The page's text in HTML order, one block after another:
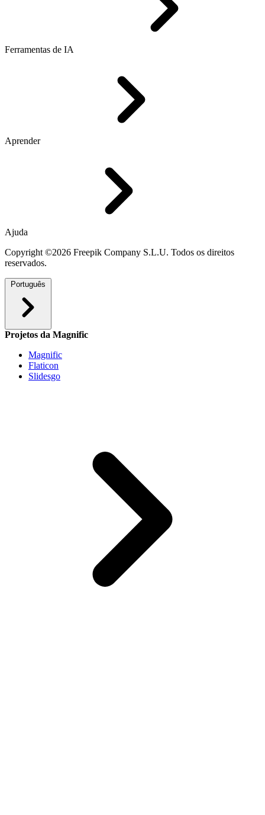
Ferramentas de IA
Aprender
Ajuda
Copyright ©2026 Freepik Company S.L.U. Todos os direitos
reservados.
Português
Projetos da Magnific
Magnific
Flaticon
Slidesgo